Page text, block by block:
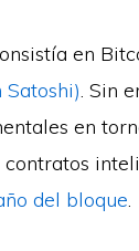
en
Satoshi). Sin
en
del bloque.